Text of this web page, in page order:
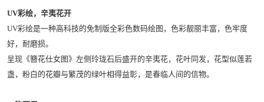
UV彩绘，辛夷花开
UV彩绘是一种高科技的免制版全彩色数码绘图，色彩靓丽丰富，色牢度
好，耐磨损。
呈现《簪花仕女图》左侧玲珑石后盛开的辛夷花，花叶同发，花型似莲若
盏，粉白的花瓣与繁茂的绿叶相得益彰，是春临人间的信物。